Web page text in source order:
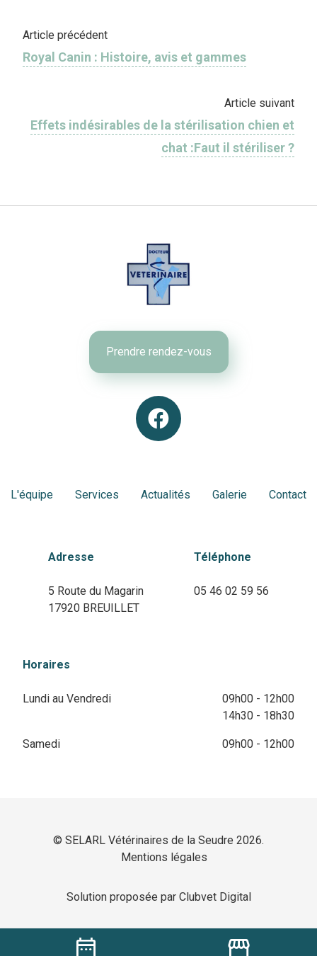
Article précédent
Royal Canin : Histoire, avis et gammes
Article suivant
Effets indésirables de la stérilisation chien et
chat :Faut il stériliser ?
date_range storefront
Prendre rendez-vous
L'équipe Services Actualités Galerie Contact
Adresse
5 Route du Magarin
17920 BREUILLET
Téléphone
05 46 02 59 56
Horaires
Lundi au Vendredi
09h00 - 12h00
14h30 - 18h30
Samedi 09h00 - 12h00
© SELARL Vétérinaires de la Seudre 2026.
Mentions légales
Solution proposée par Clubvet Digital